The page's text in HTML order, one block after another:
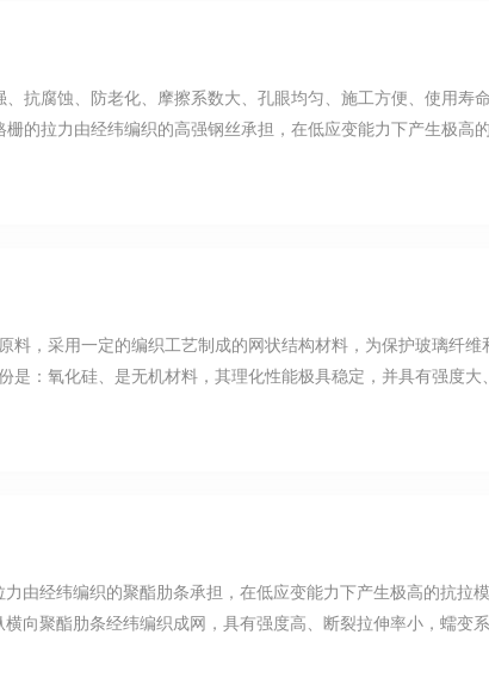
抗腐蚀、防老化、摩擦系数大、孔眼均匀、施工方便、使用寿
的拉力由经纬编织的高强钢丝承担，在低应变能力下产生极高
料，采用一定的编织工艺制成的网状结构材料，为保护玻璃纤
是：氧化硅、是无机材料，其理化性能极具稳定，并具有强度大
由经纬编织的聚酯肋条承担，在低应变能力下产生极高的抗拉
向聚酯肋条经纬编织成网，具有强度高、断裂拉伸率小，蠕变